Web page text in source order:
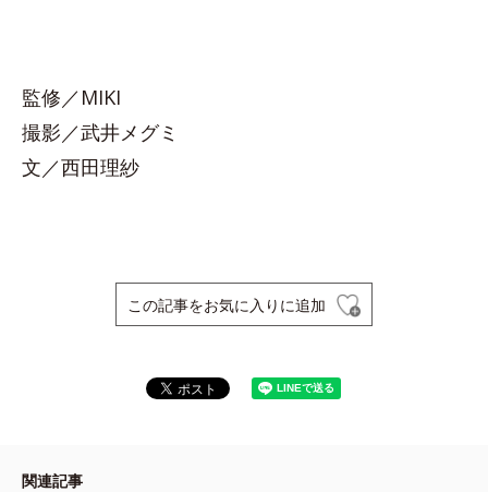
監修／MIKI
撮影／武井メグミ
文／西田理紗
この記事をお気に入りに追加
関連記事